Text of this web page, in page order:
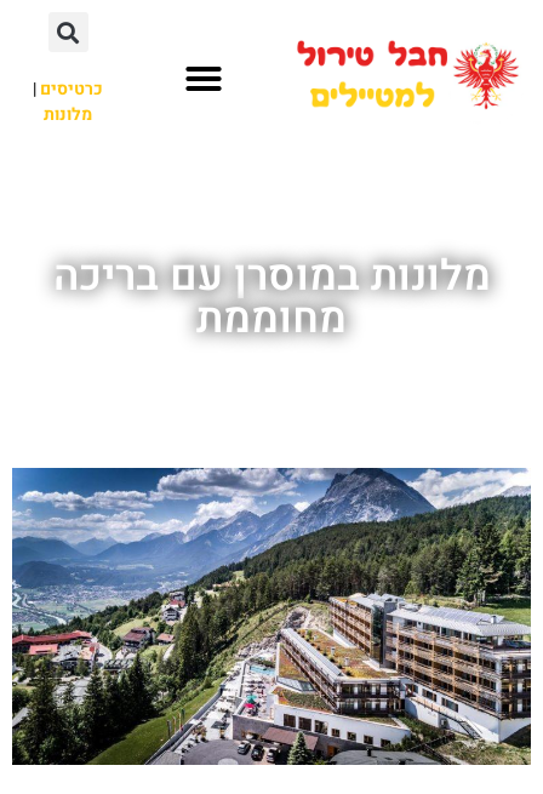
כרטיסים|
מלונות
מלונות במוסרן עם בריכה
מחוממת